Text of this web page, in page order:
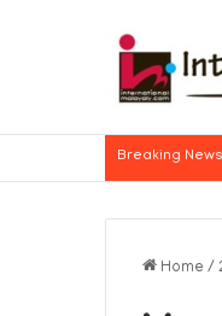
Breaking News
Home /